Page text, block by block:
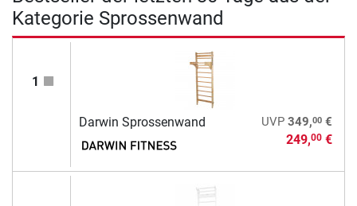
Kategorie Sprossenwand
1
Darwin Sprossenwand UVP 349,00€
249,00€